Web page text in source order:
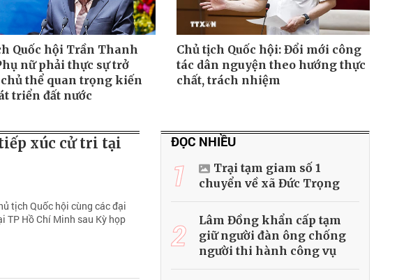
Quốc hội Trần Thanh
nữ phải thực sự trở
thể quan trọng kiến
triển đất nước
Chủ tịch Quốc hội: Đổi mới công
tác dân nguyện theo hướng thực
chất, trách nhiệm
xúc cử tri tại
tịch Quốc hội cùng các đại
TP Hồ Chí Minh sau Kỳ họp
ĐỌC NHIỀU
1
Trại tạm giam số 1
chuyển về xã Đức Trọng
2
Lâm Đồng khẩn cấp tạm
giữ người đàn ông chống
người thi hành công vụ